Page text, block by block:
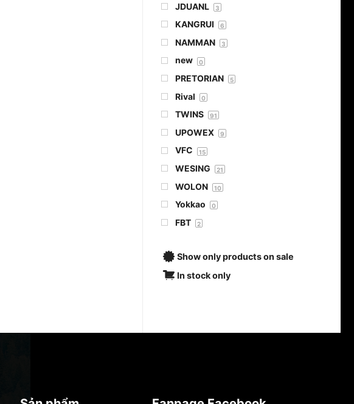
JDUANL 3
KANGRUI 6
NAMMAN 3
new 0
PRETORIAN 5
Rival 0
TWINS 91
UPOWEX 9
VFC 15
WESING 21
WOLON 10
Yokkao 0
FBT 2
Show only products on sale
In stock only